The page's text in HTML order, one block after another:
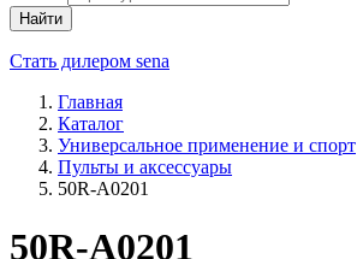
Найти
Стать дилером sena
Главная
Каталог
Универсальное применение и спорт
Пульты и аксессуары
50R-A0201
50R-A0201